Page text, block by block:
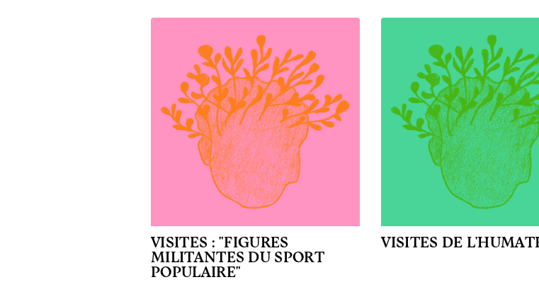
VISITES : "FIGURES
MILITANTES DU SPORT
POPULAIRE"
VISITES DE